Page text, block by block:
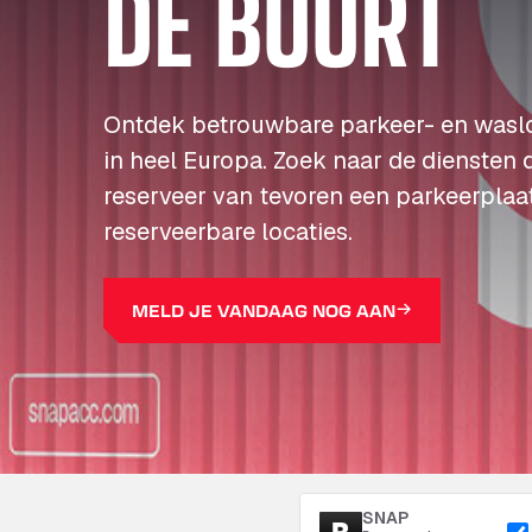
Ontdek betrouwbare parkeer- en
in heel Europa. Zoek naar de diensten
reserveer van tevoren een
reserveerbare locaties.
MELD JE VANDAAG NOG AAN
SNAP